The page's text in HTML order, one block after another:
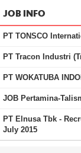
JOB INFO
PT TONSCO
PT Tracon Industri
PT WOKATUBA
JOB Pertamina-
PT Elnusa Tbk -
July 2015